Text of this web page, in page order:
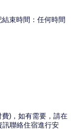
束時間：任何時間
)，如有需要，請在
訊聯絡住宿進行安